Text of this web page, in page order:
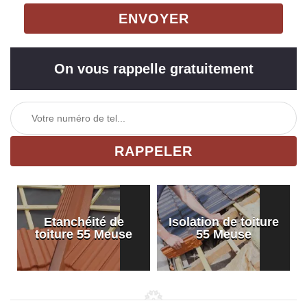
On vous rappelle gratuitement
Etanchéité de
toiture 55 Meuse
Isolation de toiture
55 Meuse